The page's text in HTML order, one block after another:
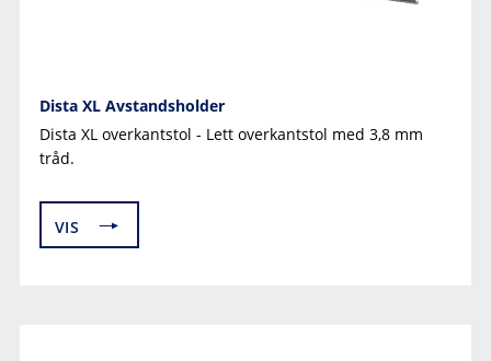
Dista XL Avstandsholder
Dista XL overkantstol - Lett overkantstol med 3,8 mm
tråd.
VIS